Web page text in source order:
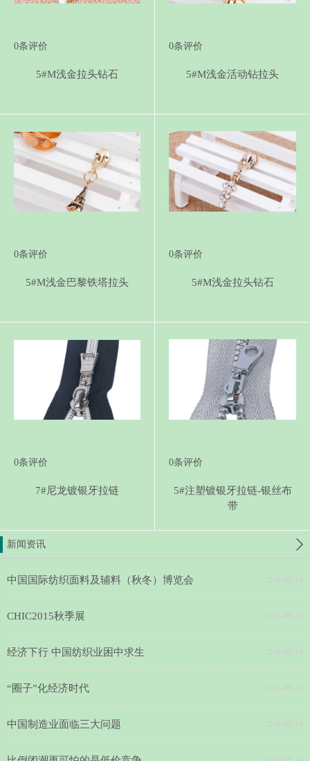
0条评价
5#M浅金拉头钻石
0条评价
5#M浅金活动钻拉头
0条评价
5#M浅金巴黎铁塔拉头
0条评价
5#M浅金拉头钻石
0条评价
7#尼龙镀银牙拉链
0条评价
5#注塑镀银牙拉链-银丝布
带
新闻资讯
中国国际纺织面料及辅料（秋冬）博览会 2018-05-19
CHIC2015秋季展 2018-05-19
经济下行 中国纺织业困中求生 2018-05-19
“圈子”化经济时代 2018-05-19
中国制造业面临三大问题 2018-05-19